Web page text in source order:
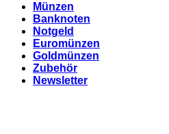
Münzen
Banknoten
Notgeld
Euromünzen
Goldmünzen
Zubehör
Newsletter